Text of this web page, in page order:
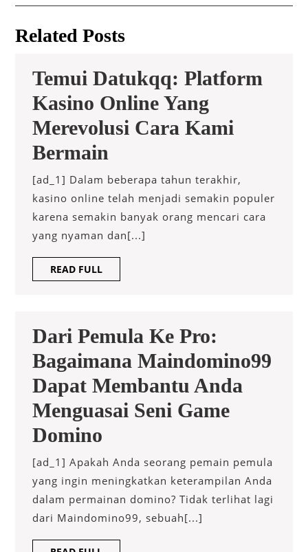
Related Posts
Temui Datukqq: Platform
Kasino Online Yang
Merevolusi Cara Kami
Bermain
Datukqq:
Platform
Kasino
Yang
Cara
Kami
Bermain
[ad_1] Dalam beberapa tahun terakhir,
kasino online telah menjadi semakin populer
karena semakin banyak orang mencari cara
yang nyaman dan[...]
READ FULLREAD
FULL
Dari Pemula Ke Pro:
Bagaimana Maindomino99
Dapat Membantu Anda
Menguasai Seni Game
Domino
Pemula
Ke
Pro:
[ad_1] Apakah Anda seorang pemain pemula
yang ingin meningkatkan keterampilan Anda
dalam permainan domino? Tidak terlihat lagi
dari Maindomino99, sebuah[...]